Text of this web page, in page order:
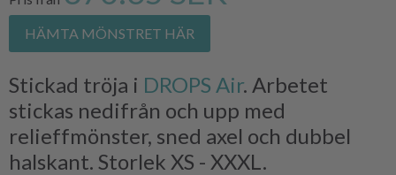
HÄMTA MÖNSTRET HÄR
Stickad tröja i DROPS Air. Arbetet
stickas nedifrån och upp med
relieffmönster, sned axel och dubbel
halskant. Storlek XS - XXXL.